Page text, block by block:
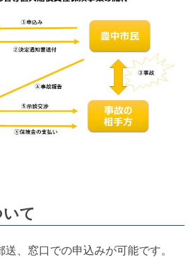
て
、窓口での申込みが可能です。